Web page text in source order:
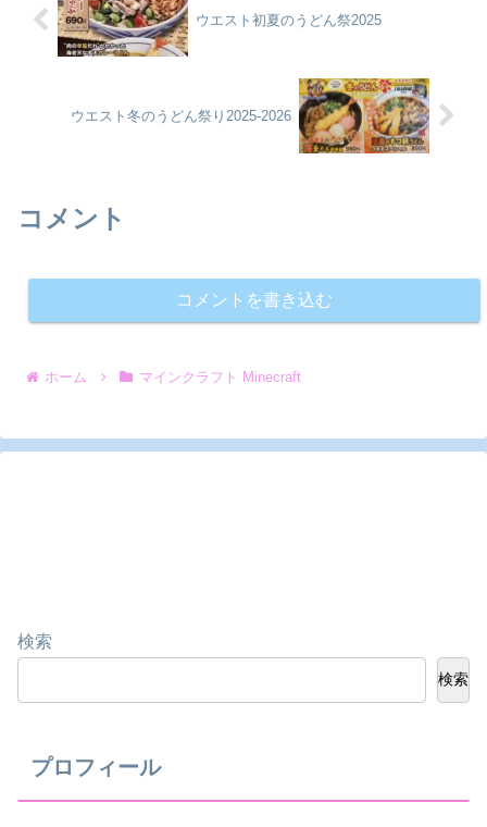
ウエスト初夏のうどん祭2025
ウエスト冬のうどん祭り2025-2026
コメント
コメントを書き込む
ホーム マインクラフト Minecraft
検索
検索
プロフィール